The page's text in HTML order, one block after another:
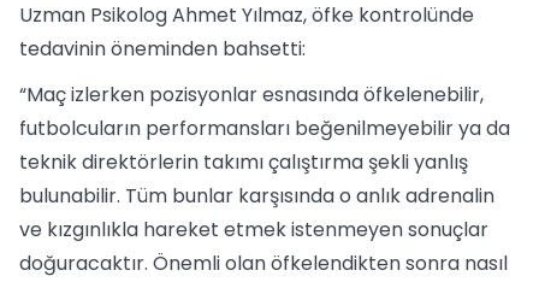
Uzman Psikolog Ahmet Yılmaz, öfke kontrolünde
tedavinin öneminden bahsetti:
“Maç izlerken pozisyonlar esnasında öfkelenebilir,
futbolcuların performansları beğenilmeyebilir ya da
teknik direktörlerin takımı çalıştırma şekli yanlış
bulunabilir. Tüm bunlar karşısında o anlık adrenalin
ve kızgınlıkla hareket etmek istenmeyen sonuçlar
doğuracaktır. Önemli olan öfkelendikten sonra nasıl